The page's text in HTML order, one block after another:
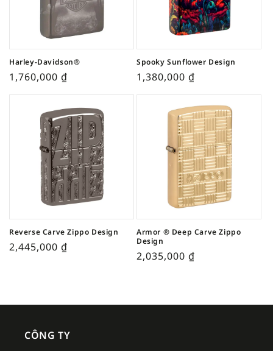
Harley-Davidson®
1,760,000 ₫
Spooky Sunflower Design
1,380,000 ₫
Reverse Carve Zippo Design
2,445,000 ₫
Armor ® Deep Carve Zippo
Design
2,035,000 ₫
CÔNG TY